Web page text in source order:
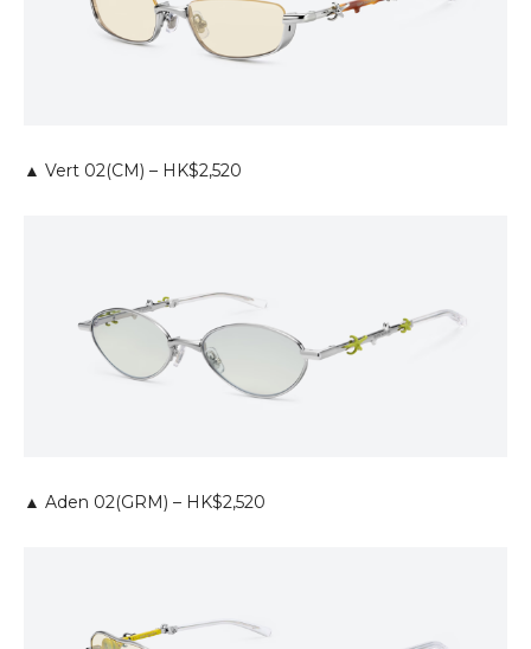
▲ Vert 02(CM) – HK$2,520
▲ Aden 02(GRM) – HK$2,520